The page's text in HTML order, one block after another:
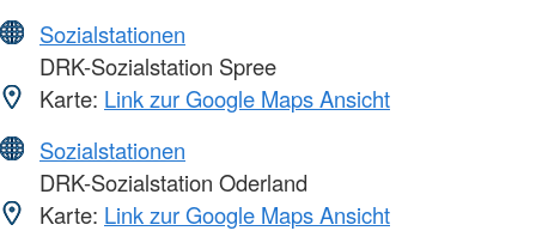
Sozialstationen
DRK-Sozialstation Spree
Karte: Link zur Google Maps Ansicht
Sozialstationen
DRK-Sozialstation Oderland
Karte: Link zur Google Maps Ansicht